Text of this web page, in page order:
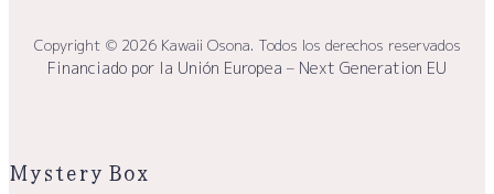
Copyright © 2026 Kawaii Osona. Todos los derechos reservados
Financiado por la Unión Europea – Next Generation EU
Mystery Box